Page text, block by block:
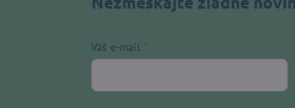
Váš e-mail*